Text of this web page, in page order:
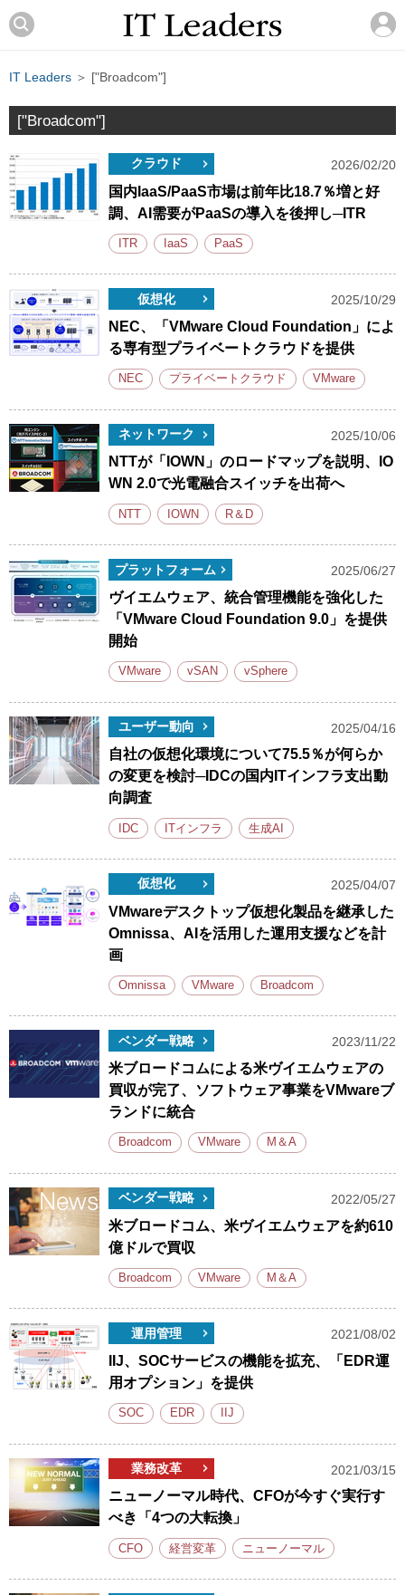
IT Leaders ＞ ["Broadcom"]
["Broadcom"]
クラウド 2026/02/20
国内IaaS/PaaS市場は前年比18.7％増と好
調、AI需要がPaaSの導入を後押し─ITR
ITR IaaS PaaS
仮想化 2025/10/29
NEC、「VMware Cloud Foundation」によ
る専有型プライベートクラウドを提供
NEC プライベートクラウド VMware
ネットワーク 2025/10/06
NTTが「IOWN」のロードマップを説明、IO
WN 2.0で光電融合スイッチを出荷へ
NTT IOWN R＆D
プラットフォーム 2025/06/27
ヴイエムウェア、統合管理機能を強化した
「VMware Cloud Foundation 9.0」を提供
開始
VMware vSAN vSphere
ユーザー動向 2025/04/16
自社の仮想化環境について75.5％が何らか
の変更を検討─IDCの国内ITインフラ支出動
向調査
IDC ITインフラ 生成AI
仮想化 2025/04/07
VMwareデスクトップ仮想化製品を継承した
Omnissa、AIを活用した運用支援などを計
画
Omnissa VMware Broadcom
ベンダー戦略 2023/11/22
米ブロードコムによる米ヴイエムウェアの
買収が完了、ソフトウェア事業をVMwareブ
ランドに統合
Broadcom VMware M＆A
ベンダー戦略 2022/05/27
米ブロードコム、米ヴイエムウェアを約610
億ドルで買収
Broadcom VMware M＆A
運用管理 2021/08/02
IIJ、SOCサービスの機能を拡充、「EDR運
用オプション」を提供
SOC EDR IIJ
業務改革 2021/03/15
ニューノーマル時代、CFOが今すぐ実行す
べき「4つの大転換」
CFO 経営変革 ニューノーマル